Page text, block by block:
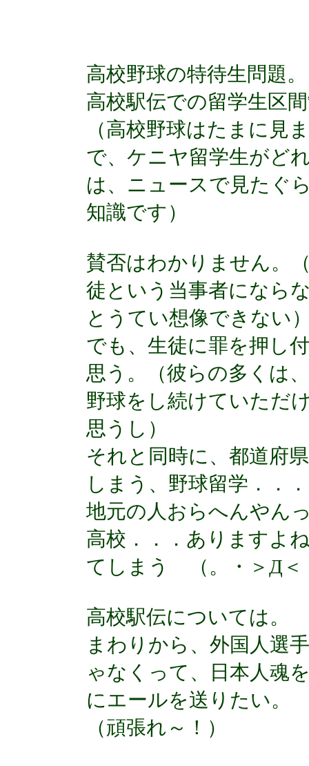
高校野球の特待生問題。
高校駅伝での留学生区
（高校野球はたまに見
で、ケニヤ留学生がど
は、ニュースで見たぐ
知識です）
賛否はわかりません。
徒という当事者になら
とうてい想像できない
でも、生徒に罪を押し
思う。（彼らの多くは
野球をし続けていただ
思うし）
それと同時に、都道府
しまう、野球留学．．
地元の人おらへんやん
高校．．．ありますよ
てしまう （。・＞Д
高校駅伝については。
まわりから、外国人選
ゃなくって、日本人魂
にエールを送りたい。
（頑張れ～！）